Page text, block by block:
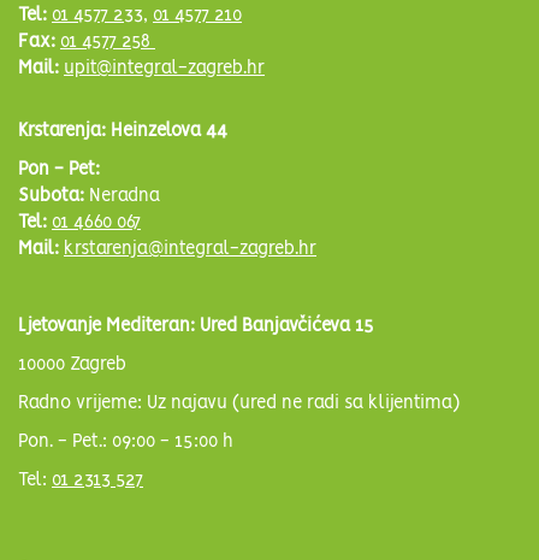
Tel: 01 4577 233, 01 4577 210
Fax: 01 4577 258
Mail: upit@integral-zagreb.hr
Krstarenja: Heinzelova 44
Pon - Pet:
Subota: Neradna
Tel: 01 4660 067
Mail: krstarenja@integral-zagreb.hr
Ljetovanje Mediteran: Ured Banjavčićeva 15
10000 Zagreb
Radno vrijeme: Uz najavu (ured ne radi sa klijentima)
Pon. - Pet.: 09:00 - 15:00 h
Tel: 01 2313 527